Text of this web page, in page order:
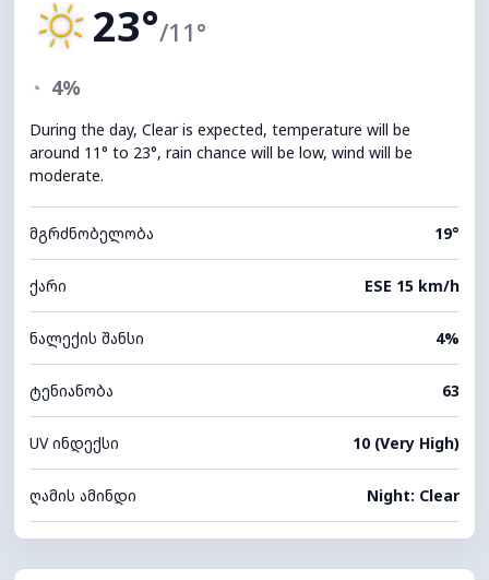
23°/11°
◔ 4%
During the day, Clear is expected, temperature will be
around 11° to 23°, rain chance will be low, wind will be
moderate.
მგრძნობელობა 19°
ქარი ESE 15 km/h
ნალექის შანსი 4%
ტენიანობა 63
UV ინდექსი 10 (Very High)
ღამის ამინდი Night: Clear